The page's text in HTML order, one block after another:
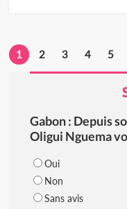
1 2 3 4 5
Gabon : Depuis
Oligui Nguema
Oui
Non
Sans avis